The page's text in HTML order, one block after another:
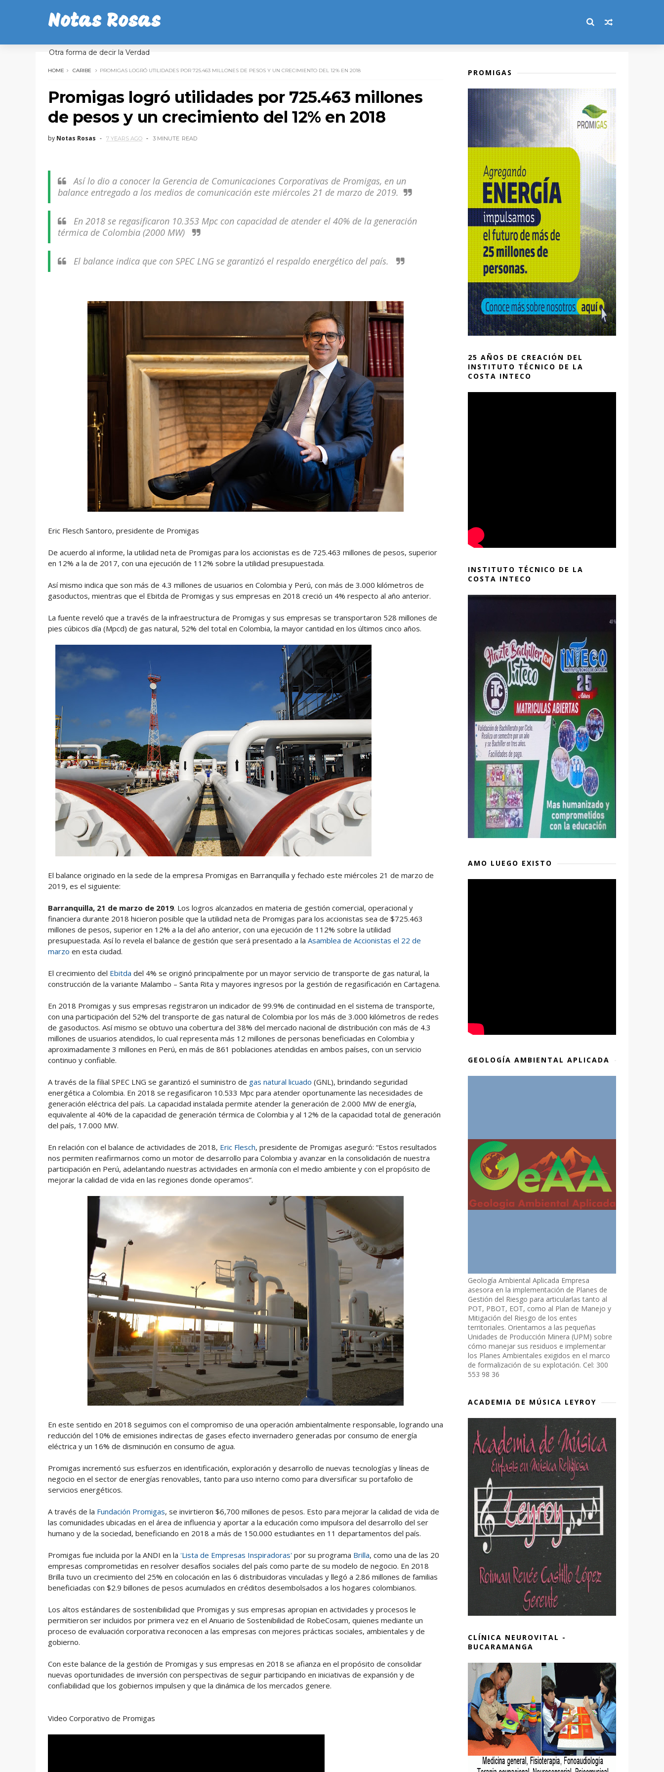
Notas Rosas
Otra forma de decir la Verdad
HOME CARIBE PROMIGAS LOGRÓ UTILIDADES POR 725.463 MILLONES DE PESOS Y UN CRECIMIENTO DEL 12% EN 2018
Promigas logró utilidades por 725.463 millones
de pesos y un crecimiento del 12% en 2018
by Notas Rosas 7 YEARS AGO 3 MINUTE READ
Así lo dio a conocer la Gerencia de Comunicaciones Corporativas de Promigas, en un
balance entregado a los medios de comunicación este miércoles 21 de marzo de 2019.
En 2018 se regasificaron 10.353 Mpc con capacidad de atender el 40% de la generación
térmica de Colombia (2000 MW)
El balance indica que con SPEC LNG se garantizó el respaldo energético del país.
Eric Flesch Santoro, presidente de Promigas
De acuerdo al informe, la utilidad neta de Promigas para los accionistas es de 725.463 millones de pesos, superior
en 12% a la de 2017, con una ejecución de 112% sobre la utilidad presupuestada.
Así mismo indica que son más de 4.3 millones de usuarios en Colombia y Perú, con más de 3.000 kilómetros de
gasoductos, mientras que el Ebitda de Promigas y sus empresas en 2018 creció un 4% respecto al año anterior.
La fuente reveló que a través de la infraestructura de Promigas y sus empresas se transportaron 528 millones de
pies cúbicos día (Mpcd) de gas natural, 52% del total en Colombia, la mayor cantidad en los últimos cinco años.
El balance originado en la sede de la empresa Promigas en Barranquilla y fechado este miércoles 21 de marzo de
2019, es el siguiente:
Barranquilla, 21 de marzo de 2019. Los logros alcanzados en materia de gestión comercial, operacional y
financiera durante 2018 hicieron posible que la utilidad neta de Promigas para los accionistas sea de $725.463
millones de pesos, superior en 12% a la del año anterior, con una ejecución de 112% sobre la utilidad
presupuestada. Así lo revela el balance de gestión que será presentado a la Asamblea de Accionistas el 22 de
marzo en esta ciudad.
El crecimiento del Ebitda del 4% se originó principalmente por un mayor servicio de transporte de gas natural, la
construcción de la variante Malambo – Santa Rita y mayores ingresos por la gestión de regasificación en Cartagena.
En 2018 Promigas y sus empresas registraron un indicador de 99.9% de continuidad en el sistema de transporte,
con una participación del 52% del transporte de gas natural de Colombia por los más de 3.000 kilómetros de redes
de gasoductos. Así mismo se obtuvo una cobertura del 38% del mercado nacional de distribución con más de 4.3
millones de usuarios atendidos, lo cual representa más 12 millones de personas beneficiadas en Colombia y
aproximadamente 3 millones en Perú, en más de 861 poblaciones atendidas en ambos países, con un servicio
continuo y confiable.
A través de la filial SPEC LNG se garantizó el suministro de gas natural licuado (GNL), brindando seguridad
energética a Colombia. En 2018 se regasificaron 10.533 Mpc para atender oportunamente las necesidades de
generación eléctrica del país. La capacidad instalada permite atender la generación de 2.000 MW de energía,
equivalente al 40% de la capacidad de generación térmica de Colombia y al 12% de la capacidad total de generación
del país, 17.000 MW.
En relación con el balance de actividades de 2018, Eric Flesch, presidente de Promigas aseguró: “Estos resultados
nos permiten reafirmarnos como un motor de desarrollo para Colombia y avanzar en la consolidación de nuestra
participación en Perú, adelantando nuestras actividades en armonía con el medio ambiente y con el propósito de
mejorar la calidad de vida en las regiones donde operamos”.
En este sentido en 2018 seguimos con el compromiso de una operación ambientalmente responsable, logrando una
reducción del 10% de emisiones indirectas de gases efecto invernadero generadas por consumo de energía
eléctrica y un 16% de disminución en consumo de agua.
Promigas incrementó sus esfuerzos en identificación, exploración y desarrollo de nuevas tecnologías y líneas de
negocio en el sector de energías renovables, tanto para uso interno como para diversificar su portafolio de
servicios energéticos.
A través de la Fundación Promigas, se invirtieron $6,700 millones de pesos. Esto para mejorar la calidad de vida de
las comunidades ubicadas en el área de influencia y aportar a la educación como impulsora del desarrollo del ser
humano y de la sociedad, beneficiando en 2018 a más de 150.000 estudiantes en 11 departamentos del país.
Promigas fue incluida por la ANDI en la 'Lista de Empresas Inspiradoras' por su programa Brilla, como una de las 20
empresas comprometidas en resolver desafíos sociales del país como parte de su modelo de negocio. En 2018
Brilla tuvo un crecimiento del 25% en colocación en las 6 distribuidoras vinculadas y llegó a 2.86 millones de familias
beneficiadas con $2.9 billones de pesos acumulados en créditos desembolsados a los hogares colombianos.
Los altos estándares de sostenibilidad que Promigas y sus empresas apropian en actividades y procesos le
permitieron ser incluidos por primera vez en el Anuario de Sostenibilidad de RobeCosam, quienes mediante un
proceso de evaluación corporativa reconocen a las empresas con mejores prácticas sociales, ambientales y de
gobierno.
Con este balance de la gestión de Promigas y sus empresas en 2018 se afianza en el propósito de consolidar
nuevas oportunidades de inversión con perspectivas de seguir participando en iniciativas de expansión y de
confiabilidad que los gobiernos impulsen y que la dinámica de los mercados genere.
Video Corporativo de Promigas
PROMIGAS
25 AÑOS DE CREACIÓN DEL
INSTITUTO TÉCNICO DE LA
COSTA INTECO
INSTITUTO TÉCNICO DE LA
COSTA INTECO
AMO LUEGO EXISTO
GEOLOGÍA AMBIENTAL APLICADA
Geología Ambiental Aplicada Empresa
asesora en la implementación de Planes de
Gestión del Riesgo para articularlas tanto al
POT, PBOT, EOT, como al Plan de Manejo y
Mitigación del Riesgo de los entes
territoriales. Orientamos a las pequeñas
Unidades de Producción Minera (UPM) sobre
cómo manejar sus residuos e implementar
los Planes Ambientales exigidos en el marco
de formalización de su explotación. Cel: 300
553 98 36
ACADEMIA DE MÚSICA LEYROY
CLÍNICA NEUROVITAL -
BUCARAMANGA